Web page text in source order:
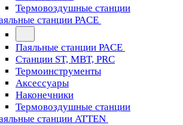
Термовоздушные станции
станции PACE
Паяльные станции PACE
Станции ST, MBT, PRC
Термоинструменты
Аксессуары
Наконечники
Термовоздушные станции
станции ATTEN